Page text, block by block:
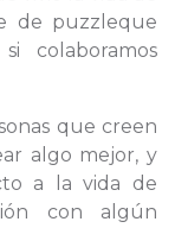
de puzzleque
colaboramos
que creen
algo mejor, y
a la vida de
con algún